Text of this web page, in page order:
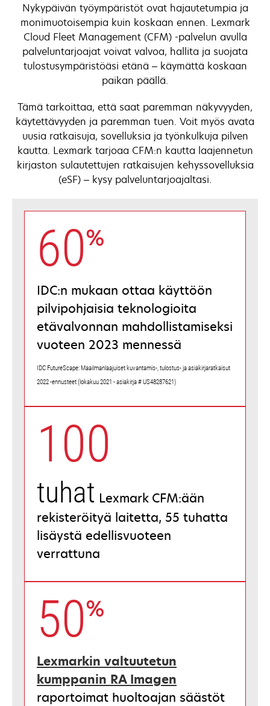
Nykypäivän työympäristöt ovat hajautetumpia ja
monimuotoisempia kuin koskaan ennen. Lexmark
Cloud Fleet Management (CFM) -palvelun avulla
palveluntarjoajat voivat valvoa, hallita ja suojata
tulostusympäristöäsi etänä – käymättä koskaan
paikan päällä.
Tämä tarkoittaa, että saat paremman näkyvyyden,
käytettävyyden ja paremman tuen. Voit myös avata
uusia ratkaisuja, sovelluksia ja työnkulkuja pilven
kautta. Lexmark tarjoaa CFM:n kautta laajennetun
kirjaston sulautettujen ratkaisujen kehyssovelluksia
(eSF) – kysy palveluntarjoajaltasi.
%
60
IDC:n mukaan ottaa käyttöön
pilvipohjaisia teknologioita
etävalvonnan mahdollistamiseksi
vuoteen 2023 mennessä
IDC FutureScape: Maailmanlaajuiset kuvantamis-, tulostus- ja asiakirjaratkaisut
2022 -ennusteet (lokakuu 2021 - asiakirja # US48287621)
100
tuhat Lexmark CFM:ään
rekisteröityä laitetta, 55 tuhatta
lisäystä edellisvuoteen
verrattuna
%
50
Lexmarkin valtuutetun
kumppanin RA Imagen
raportoimat huoltoajan säästöt